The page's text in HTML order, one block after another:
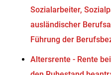
Sozialarbeiter,
ausländischer
Führung der
Altersrente - Rente